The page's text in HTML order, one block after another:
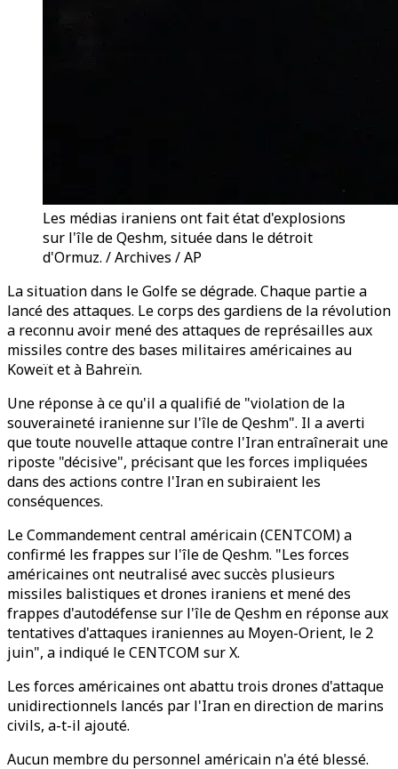
Les médias iraniens ont fait état d'explosions
sur l'île de Qeshm, située dans le détroit
d'Ormuz. / Archives / AP
La situation dans le Golfe se dégrade. Chaque partie a
lancé des attaques. Le corps des gardiens de la révolution
a reconnu avoir mené des attaques de représailles aux
missiles contre des bases militaires américaines au
Koweït et à Bahreïn.
Une réponse à ce qu'il a qualifié de "violation de la
souveraineté iranienne sur l'île de Qeshm". Il a averti
que toute nouvelle attaque contre l'Iran entraînerait une
riposte "décisive", précisant que les forces impliquées
dans des actions contre l'Iran en subiraient les
conséquences.
Le Commandement central américain (CENTCOM) a
confirmé les frappes sur l'île de Qeshm. "Les forces
américaines ont neutralisé avec succès plusieurs
missiles balistiques et drones iraniens et mené des
frappes d'autodéfense sur l'île de Qeshm en réponse aux
tentatives d'attaques iraniennes au Moyen-Orient, le 2
juin", a indiqué le CENTCOM sur X.
Les forces américaines ont abattu trois drones d'attaque
unidirectionnels lancés par l'Iran en direction de marins
civils, a-t-il ajouté.
Aucun membre du personnel américain n'a été blessé.